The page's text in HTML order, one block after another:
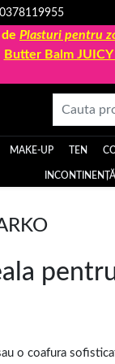
0378119955
Plasturi pentru
Butter Balm
MAKE-UP TEN
o coafura